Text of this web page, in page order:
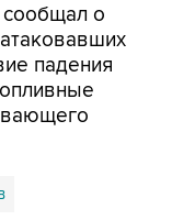
сообщал о
падения